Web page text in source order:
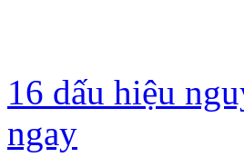
16 dấu hiệu
ngay